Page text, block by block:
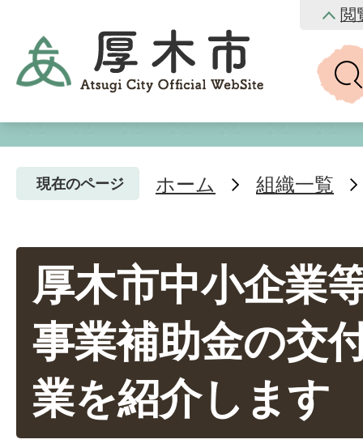
閲
現在のページ ホーム 組織一覧
厚木市中小企業
事業補助金の交
業を紹介します